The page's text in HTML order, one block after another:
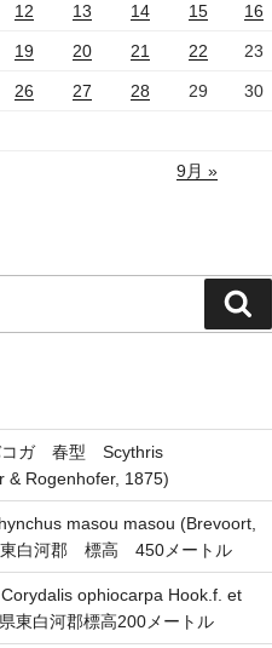
12 13 14 15 16
19 20 21 22 23
26 27 28 29 30
9月 »
索
コガ 春型 Scythris
& Rogenhofer, 1875)
masou masou (Brevoort,
白河郡 標高 450メートル
ophiocarpa Hook.f. et
東白河郡標高200メートル